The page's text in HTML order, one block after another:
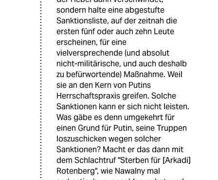
sondern halte eine abgestufte
Sanktionsliste, auf der zeitnah die
ersten fünf oder auch zehn Leute
erscheinen, für eine
vielversprechende (und absolut
nicht-militärische, und auch deshalb
zu befürwortende) Maßnahme. Weil
sie an den Kern von Putins
Herrschaftspraxis greifen. Solche
Sanktionen kann er sich nicht leisten.
Was gäbe es denn umgekehrt für
einen Grund für Putin, seine Truppen
loszuschicken wegen solcher
Sanktionen? Macht er das dann mit
dem Schlachtruf "Sterben für [Arkadi]
Rotenberg", wie Nawalny mal